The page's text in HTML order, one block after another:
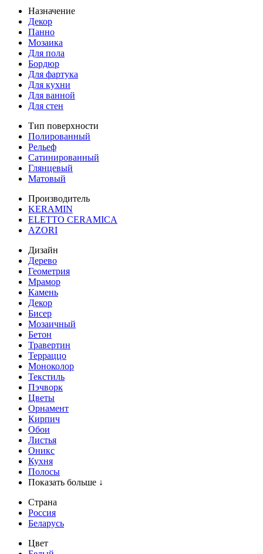
Назначение
Декор
Панно
Мозаика
Для пола
Бордюр
Для фартука
Для кухни
Для ванной
Для стен
Тип поверхности
Полированный
Рельеф
Сатинированный
Глянцевый
Матовый
Производитель
KERAMIN
ELETTO CERAMICA
AZORI
Дизайн
Дерево
Геометрия
Мрамор
Камень
Декор
Бисер
Мозаичный
Бетон
Травертин
Терраццо
Моноколор
Текстиль
Пэчворк
Цветы
Орнамент
Кирпич
Обои
Листья
Оникс
Кухня
Полосы
Показать больше ↓
Страна
Россия
Беларусь
Цвет